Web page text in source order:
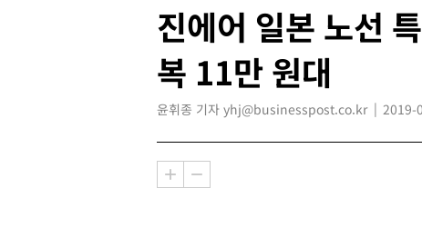
진에어 일본 노선
복 11만 원대
윤휘종 기자 yhj@businesspost.co.kr 2019-